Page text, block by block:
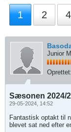
1 2 4
Junior
Oprettet:
Sæsonen 2024/
29-05-2024, 14:52
Fantastisk optakt til
blevet sat ned efter